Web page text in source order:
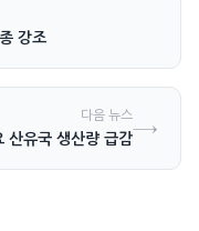
강조
다음 뉴스
산유국 생산량 급감→